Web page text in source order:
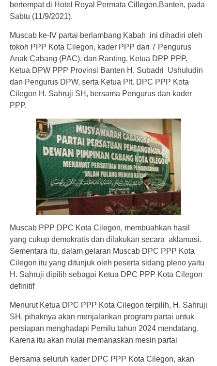
bertempat di Hotel Royal Permata Cillegon,Banten, pada
Sabtu (11/9/2021).
Muscab ke-IV partai berlambang Kabah ini dihadiri oleh
tokoh PPP Kota Cilegon, kader PPP dari 7 Pengurus
Anak Cabang (PAC), dan Ranting. Ketua DPP PPP,
Ketua DPW PPP Provinsi Banten H. Subadri Ushuludin
dan Pengurus DPW, serta Ketua Plt. DPC PPP Kota
Cilegon H. Sahruji SH, bersama Pengurus dan kader
PPP.
Muscab PPP DPC Kota Cilegon, membuahkan hasil
yang cukup demokratis dan dilakukan secara aklamasi.
Sementara itu, dalam gelaran Muscab DPC PPP Kota
Cilegon itu yang ditunjuk oleh peserta sidang pleno yaitu
H. Sahruji dipilih sebagai Ketua DPC PPP Kota Cilegon
definitif
Menurut Ketua DPC PPP Kota Cilegon terpilih, H. Sahruji
SH, pihaknya akan menjalankan program partai untuk
persiapan menghadapi Pemilu tahun 2024 mendatang.
Karena itu akan mulai memanaskan mesin partai
Bersama seluruh kader DPC PPP Kota Cilegon, akan